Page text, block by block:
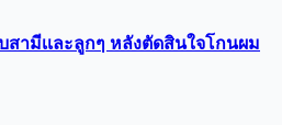
สามีเเละลูกๆ หลังตัดสินใจโกนผม